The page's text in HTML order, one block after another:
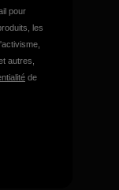
les
pour
les
autres,
de